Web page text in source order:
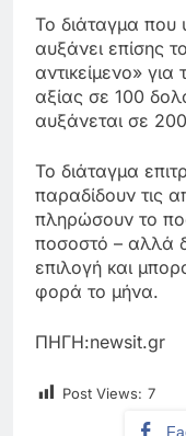
Το διάταγμα που
αυξάνει επίσης
αντικείμενο»
αξίας σε 100
αυξάνεται σε
Το διάταγμα
παραδίδουν τις
πληρώσουν το
ποσοστό – αλλά
επιλογή και
φορά το μήνα.
ΠΗΓΗ:newsit.gr
Post Views: 7